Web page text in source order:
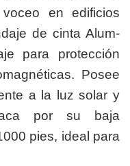
en edificios
de cinta Alum-
para protección
Posee
a la luz solar y
por su baja
pies, ideal para